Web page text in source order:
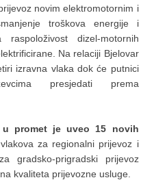
novim elektromotornim i
troškova energije i
dizel-motornih
Na relaciji Bjelovar
izravna vlaka dok će putnici
presjedati prema
u promet je uveo 15 novih
za regionalni prijevoz i
gradsko-prigradski prijevoz
kvaliteta prijevozne usluge.